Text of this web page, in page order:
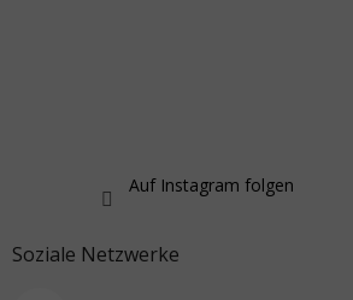
Auf Instagram folgen
Soziale Netzwerke